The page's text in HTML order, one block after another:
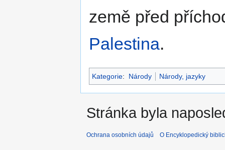
země před
Palestina.
Kategorie: Národy Národy, jazyky
Stránka byla
Ochrana osobních údajů O Encyklopedický